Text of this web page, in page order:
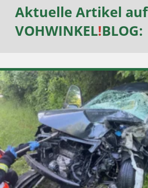
Aktuelle Artikel auf
VOHWINKEL!BLOG: